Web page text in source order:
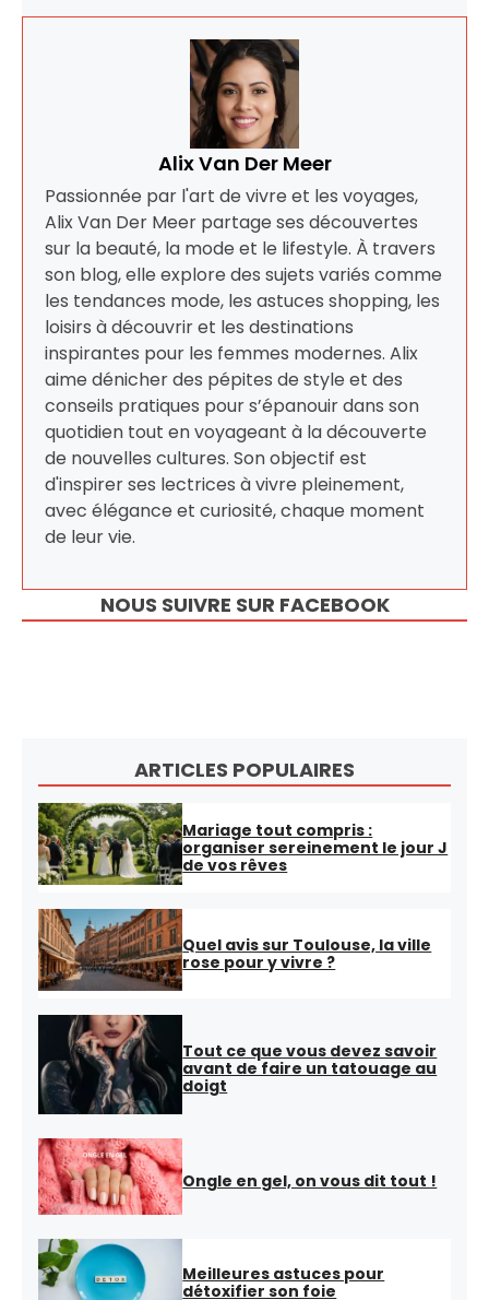
Alix Van Der Meer
Passionnée par l'art de vivre et les voyages,
Alix Van Der Meer partage ses découvertes
sur la beauté, la mode et le lifestyle. À travers
son blog, elle explore des sujets variés comme
les tendances mode, les astuces shopping, les
loisirs à découvrir et les destinations
inspirantes pour les femmes modernes. Alix
aime dénicher des pépites de style et des
conseils pratiques pour s’épanouir dans son
quotidien tout en voyageant à la découverte
de nouvelles cultures. Son objectif est
d'inspirer ses lectrices à vivre pleinement,
avec élégance et curiosité, chaque moment
de leur vie.
NOUS SUIVRE SUR FACEBOOK
ARTICLES POPULAIRES
Mariage tout compris :
organiser sereinement le jour J
de vos rêves
Quel avis sur Toulouse, la ville
rose pour y vivre ?
Tout ce que vous devez savoir
avant de faire un tatouage au
doigt
Ongle en gel, on vous dit tout !
Meilleures astuces pour
détoxifier son foie